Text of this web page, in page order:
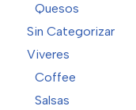
Quesos
Sin Categorizar
Viveres
Coffee
Salsas